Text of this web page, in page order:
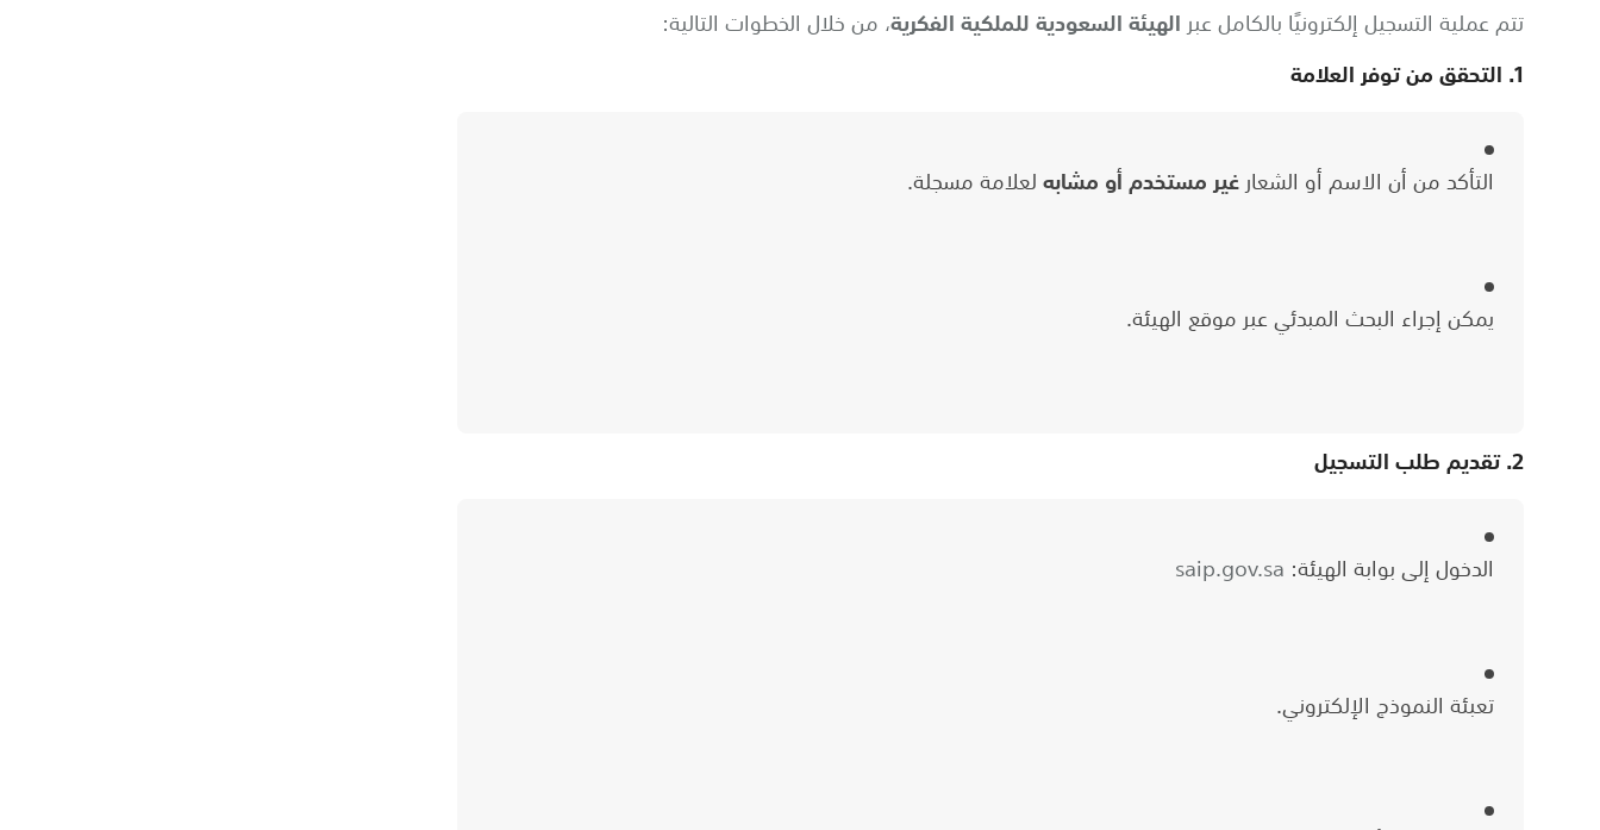
تتم عملية التسجيل إلكترونيًا بالكامل عبرالهيئة السعودية للملكية الفكرية، من خلال الخطوات التالية:
1. التحقق من توفر العلامة
التأكد من أن الاسم أو الشعارغير مستخدم أو مشابهلعلامة مسجلة.
يمكن إجراء البحث المبدئي عبر موقع الهيئة.
2. تقديم طلب التسجيل
الدخول إلى بوابة الهيئة: saip.gov.sa
تعبئة النموذج الإلكتروني.